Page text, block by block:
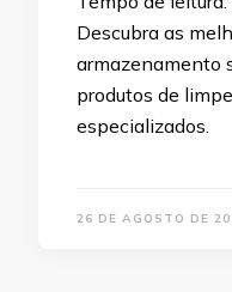
Descubra as
armazenamento
produtos de
especializados.
26 DE AGOSTO DE